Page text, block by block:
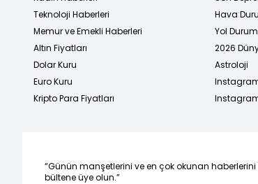
Teknoloji Haberleri
Memur ve Emekli Haberleri
Altın Fiyatları
Dolar Kuru
Euro Kuru
Kripto Para Fiyatları
Hava
Yol
2026
Astroloji
“Günün manşetlerini ve en çok okunan
bültene üye olun.”